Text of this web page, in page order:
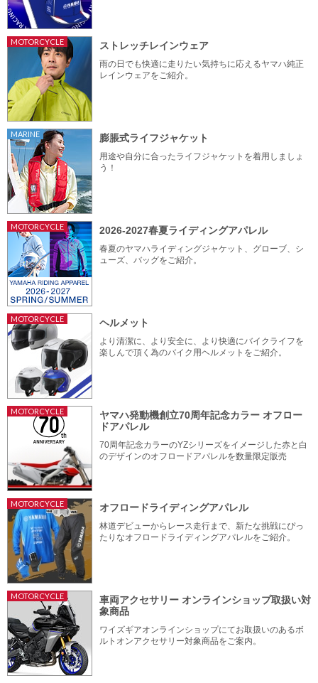
MOTORCYCLE ストレッチレインウェア
雨の日でも快適に走りたい気持ちに応えるヤマハ純正
レインウェアをご紹介。
MARINE 膨脹式ライフジャケット
用途や自分に合ったライフジャケットを着用しましょ
う！
MOTORCYCLE 2026-2027春夏ライディングアパレル
春夏のヤマハライディングジャケット、グローブ、シ
ューズ、バッグをご紹介。
MOTORCYCLE ヘルメット
より清潔に、より安全に、より快適にバイクライフを
楽しんで頂く為のバイク用ヘルメットをご紹介。
MOTORCYCLE
ヤマハ発動機創立70周年記念カラー オフロー
ドアパレル
70周年記念カラーのYZシリーズをイメージした赤と白
のデザインのオフロードアパレルを数量限定販売
MOTORCYCLE オフロードライディングアパレル
林道デビューからレース走行まで、新たな挑戦にぴっ
たりなオフロードライディングアパレルをご紹介。
MOTORCYCLE
車両アクセサリー オンラインショップ取扱い対
象商品
ワイズギアオンラインショップにてお取扱いのあるボ
ルトオンアクセサリー対象商品をご案内。